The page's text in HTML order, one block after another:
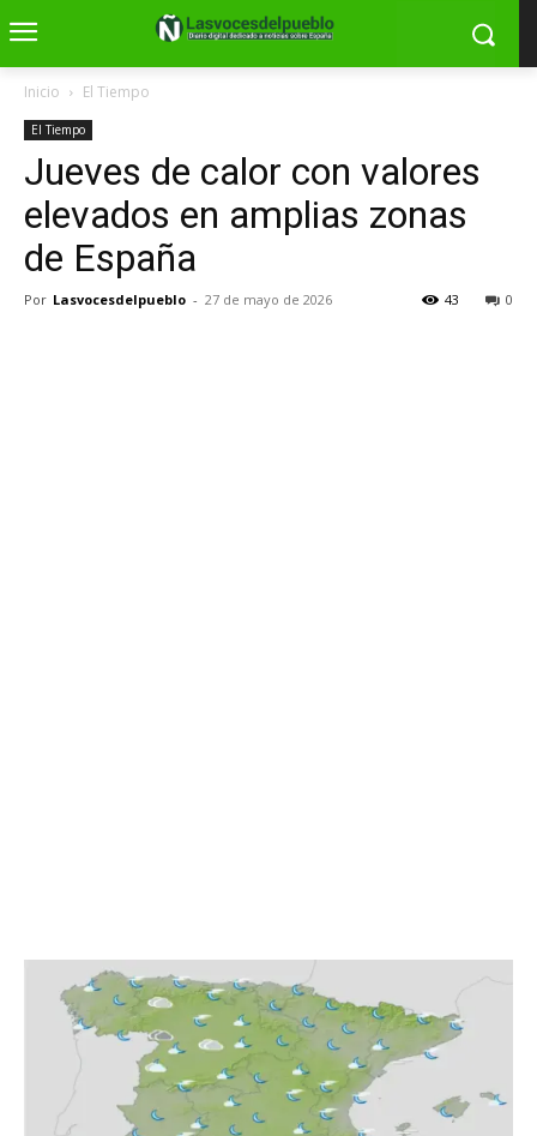
Inicio El Tiempo
El Tiempo
Jueves de calor con valores
elevados en amplias zonas
de España
Por Lasvocesdelpueblo - 27 de mayo de 2026 0
43